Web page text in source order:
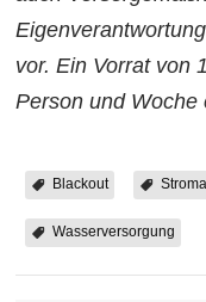
vor. Ein Vorrat von
Person und Woche
Blackout
Wasserversorgung